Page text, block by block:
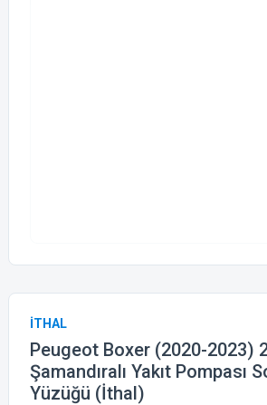
İTHAL
Peugeot Boxer (2020-2023)
Şamandıralı Yakıt Pompası
Yüzüğü (İthal)